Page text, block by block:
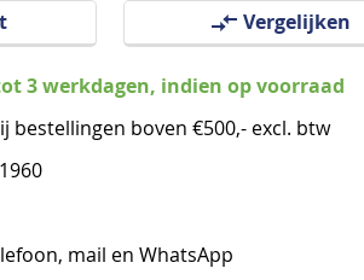
Vergelijken
3 werkdagen, indien op voorraad
bestellingen boven €500,- excl. btw
mail en WhatsApp